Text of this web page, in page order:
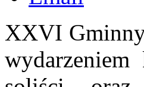
XXVI Gminny